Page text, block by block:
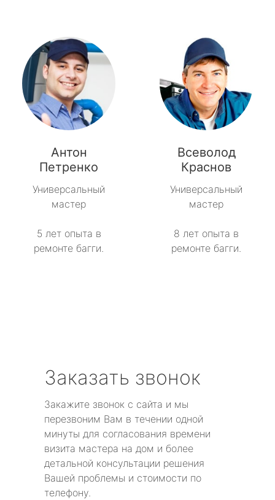
Антон
Петренко
Универсальный
мастер
5 лет опыта в
ремонте багги.
Всеволод
Краснов
Универсальный
мастер
8 лет опыта в
ремонте багги.
Заказать звонок
Закажите звонок с сайта и мы
перезвоним Вам в течении одной
минуты для согласования времени
визита мастера на дом и более
детальной консультации решения
Вашей проблемы и стоимости по
телефону.